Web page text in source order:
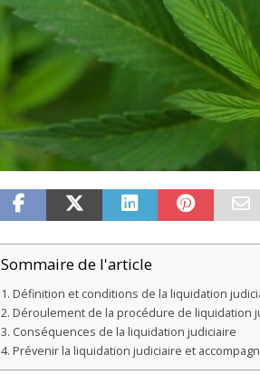
Sommaire de l'article
Définition et conditions de la liquidation
Déroulement de la procédure de liquidation
Conséquences de la liquidation judiciaire
Prévenir la liquidation judiciaire et